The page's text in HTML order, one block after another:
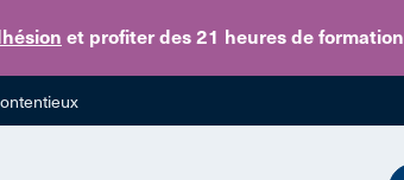
et profiter des 21 heures de formation
Skip to main content